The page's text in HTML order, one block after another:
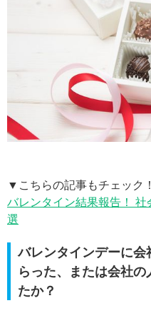
▼こちらの記事もチェック！
バレンタイン結果報告！
選
バレンタインデーに会
らった、または会社
たか？